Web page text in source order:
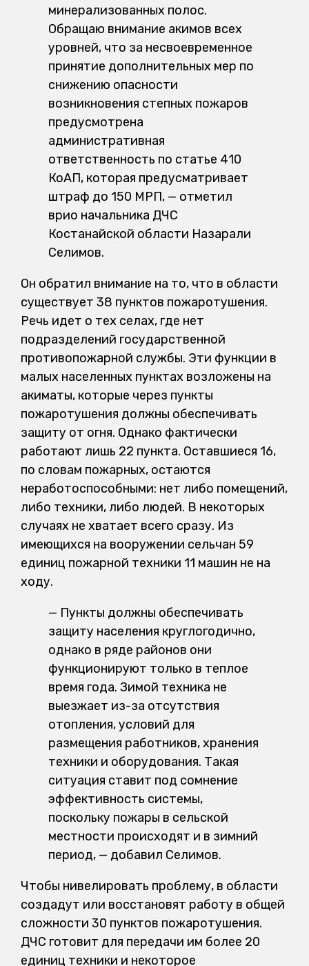
минерализованных полос.
Обращаю внимание акимов всех
уровней, что за несвоевременное
принятие дополнительных мер по
снижению опасности
возникновения степных пожаров
предусмотрена
административная
ответственность по статье 410
КоАП, которая предусматривает
штраф до 150 МРП, — отметил
врио начальника ДЧС
Костанайской области Назарали
Селимов.
Он обратил внимание на то, что в области
существует 38 пунктов пожаротушения.
Речь идет о тех селах, где нет
подразделений государственной
противопожарной службы. Эти функции в
малых населенных пунктах возложены на
акиматы, которые через пункты
пожаротушения должны обеспечивать
защиту от огня. Однако фактически
работают лишь 22 пункта. Оставшиеся 16,
по словам пожарных, остаются
неработоспособными: нет либо помещений,
либо техники, либо людей. В некоторых
случаях не хватает всего сразу. Из
имеющихся на вооружении сельчан 59
единиц пожарной техники 11 машин не на
ходу.
— Пункты должны обеспечивать
защиту населения круглогодично,
однако в ряде районов они
функционируют только в теплое
время года. Зимой техника не
выезжает из-за отсутствия
отопления, условий для
размещения работников, хранения
техники и оборудования. Такая
ситуация ставит под сомнение
эффективность системы,
поскольку пожары в сельской
местности происходят и в зимний
период, — добавил Селимов.
Чтобы нивелировать проблему, в области
создадут или восстановят работу в общей
сложности 30 пунктов пожаротушения.
ДЧС готовит для передачи им более 20
единиц техники и некоторое